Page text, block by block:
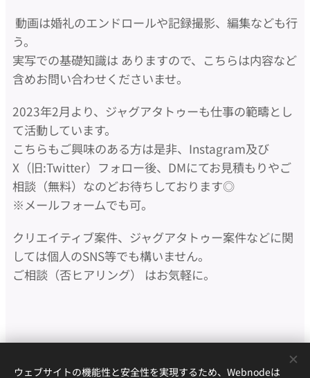
動画は婚礼のエンドロールや記録撮影、編集なども行
う。
実写での基礎知識は ありますので、こちらは内容など
含めお問い合わせくださいませ。
2023年2月より、ジャグアタトゥーも仕事の範疇とし
て活動しています。
こちらもご興味のある方は是非、Instagram及び
X（旧:Twitter）フォロー後、DMにてお見積もりやご
相談（無料）なのどお待ちしております◎
※メールフォームでも可。
クリエイティブ案件、ジャグアタトゥー案件などに関
しては個人のSNS等でも構いません。
ご相談（否ヒアリング） はお気軽に。
ウェブサイトの機能性と安全性を実現するため、Webnodeは